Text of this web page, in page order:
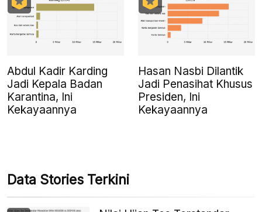
Abdul Kadir Karding
Jadi Kepala Badan
Karantina, Ini
Kekayaannya
Hasan Nasbi Dilantik
Jadi Penasihat Khusus
Presiden, Ini
Kekayaannya
Data Stories Terkini